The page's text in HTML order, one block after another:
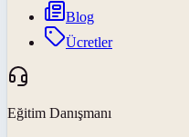
Blog
Ücretler
Eğitim Danışmanı